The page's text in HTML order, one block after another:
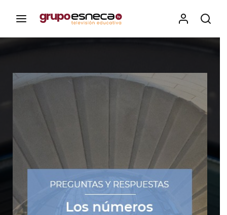
Esneca TV
Iniciar Sesión
Para iniciar sesión debes introducir el
mismo usuario y contraseña que utilizas
para acceder al campus virtual:
https://elcampusonline.com
Dirección de correo electrónico